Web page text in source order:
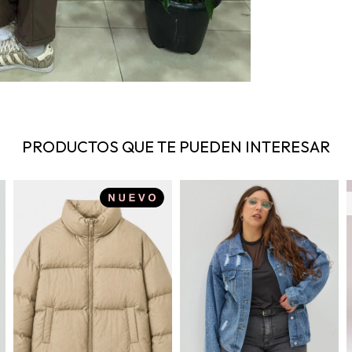
PRODUCTOS QUE TE PUEDEN INTERESAR